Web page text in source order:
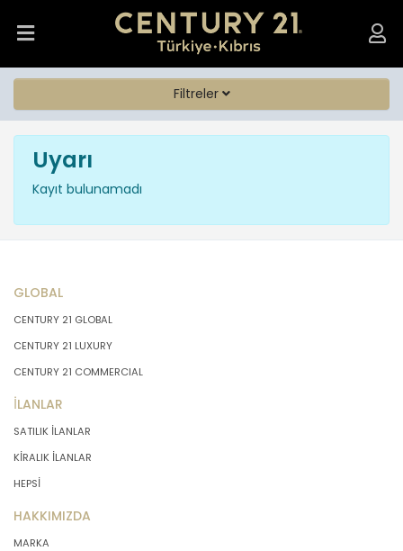
Filtreler
Uyarı
Kayıt bulunamadı
GLOBAL
CENTURY 21 GLOBAL
CENTURY 21 LUXURY
CENTURY 21 COMMERCIAL
İLANLAR
SATILIK İLANLAR
KİRALIK İLANLAR
HEPSİ
HAKKIMIZDA
MARKA